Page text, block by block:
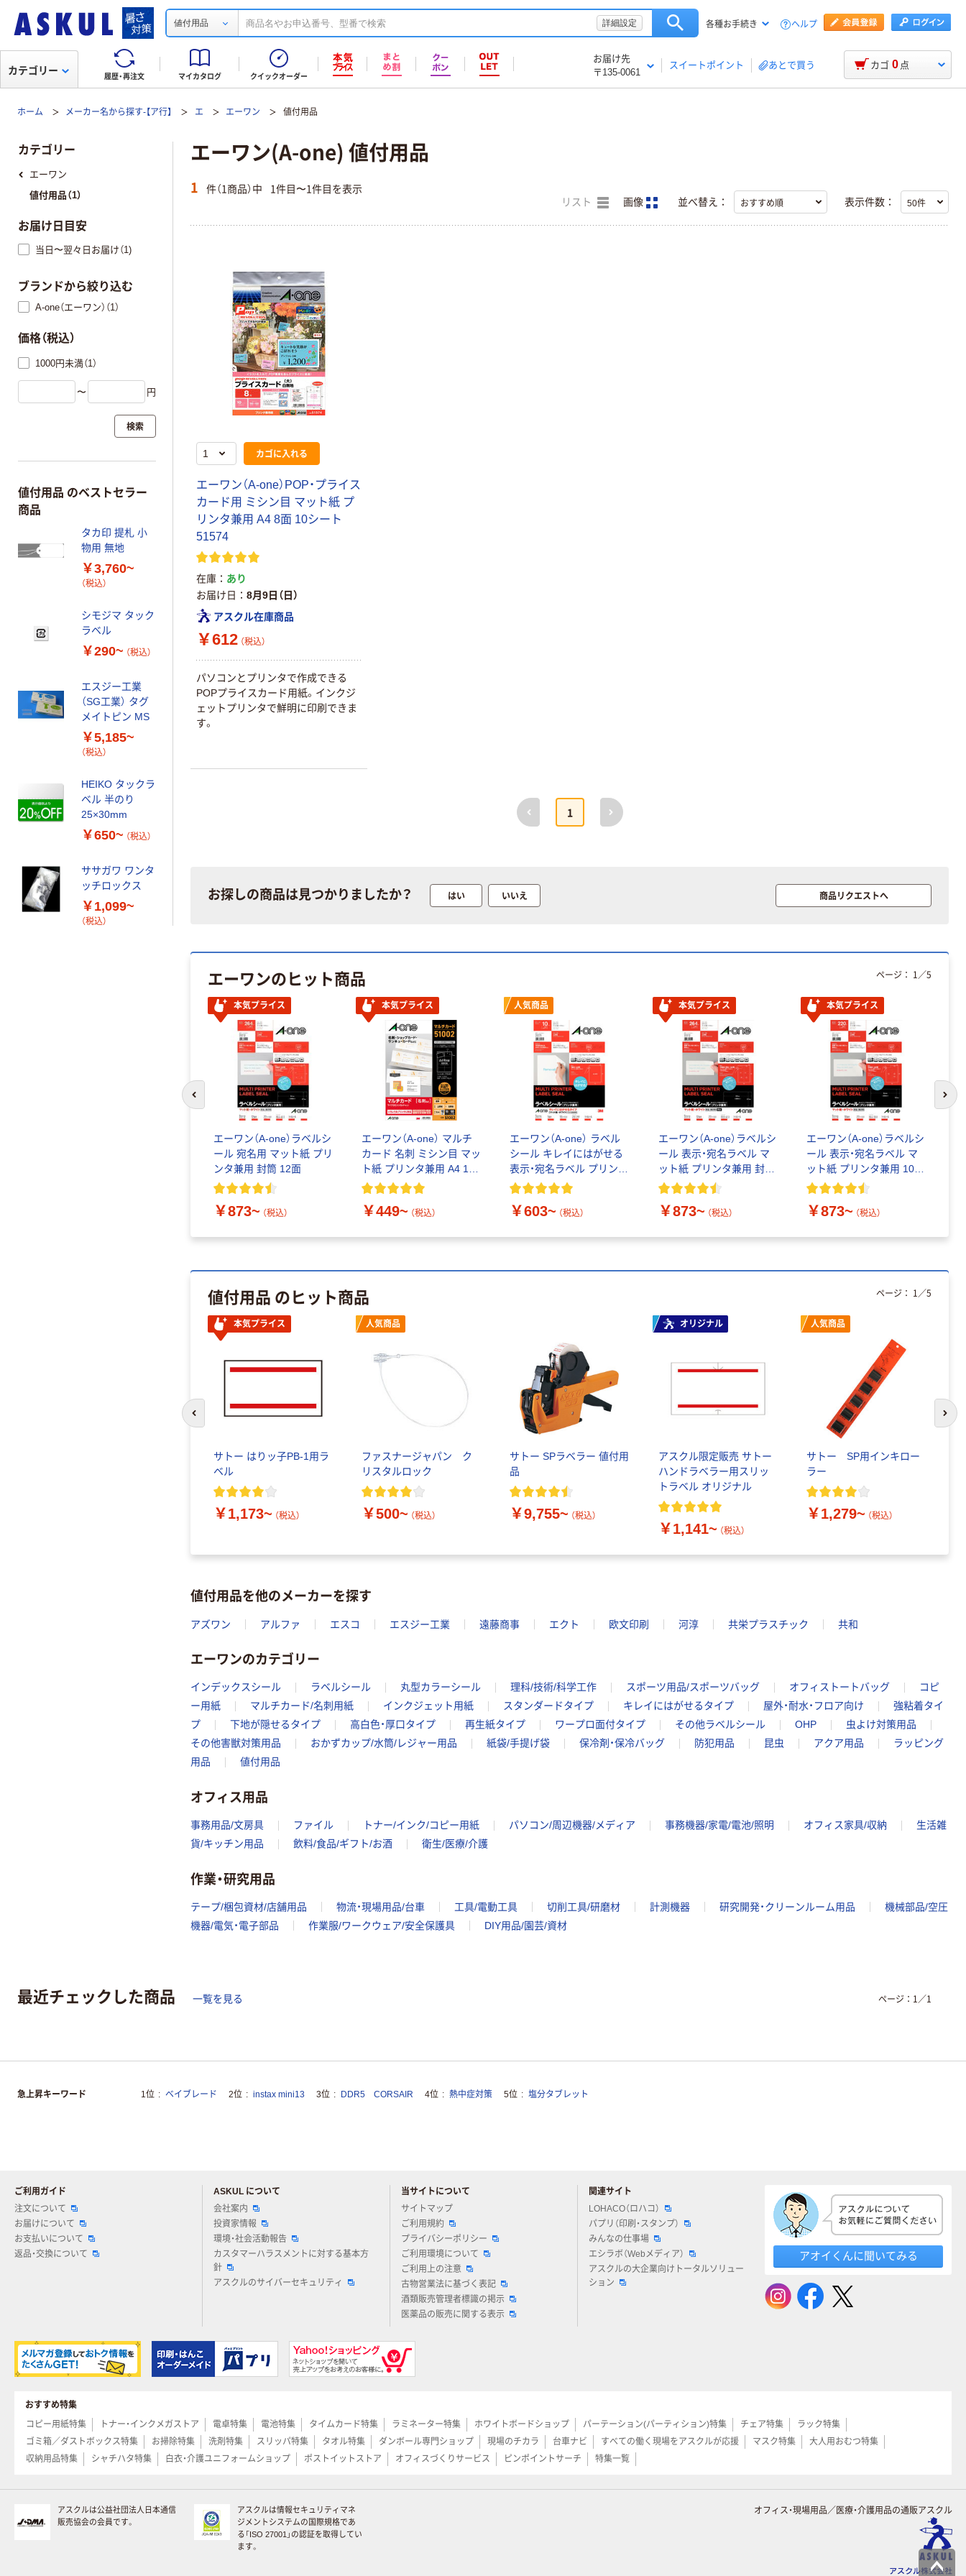
値付用品 詳細設定 各種お手続き ヘルプ
履歴・再注文 マイカタログ クイックオーダー
お届け先
〒135-0061
スイートポイント あとで買う
カテゴリー カゴ 0 点
ホーム メーカー名から探す-【ア行】 エ エーワン 値付用品
エーワン(A-one) 値付用品
1 件（1商品）中 1件目〜1件目を表示
リスト 画像 並べ替え： 表示件数：
カゴに入れる
エーワン（A-one）POP・プライス
カード用 ミシン目 マット紙 プ
リンタ兼用 A4 8面 10シート
51574
在庫
あり
お届け日
8月9日（日）
アスクル在庫商品
￥612 （税込）
パソコンとプリンタで作成できる
POPプライスカード用紙。インクジ
ェットプリンタで鮮明に印刷できま
す。
前へ
1
次へ
お探しの商品は見つかりましたか？ はい いいえ 商品リクエストへ
エーワンのヒット商品
本気プライス
エーワン（A-one）ラベルシ
ール 宛名用 マット紙 プリ
ンタ兼用 封筒 12面
￥873~ （税込）
本気プライス
エーワン（A-one） マルチ
カード 名刺 ミシン目 マッ
ト紙 プリンタ兼用 A4 10
面
￥449~ （税込）
人気商品
エーワン（A-one） ラベル
シール キレイにはがせる
表示・宛名ラベル プリンタ
兼用 封筒 シール A4
￥603~ （税込）
本気プライス
エーワン（A-one）ラベルシ
ール 表示・宛名ラベル マ
ット紙 プリンタ兼用 封筒
12面 角丸 四辺余白付
￥873~ （税込）
本気プライス
エーワン（A-one）ラベルシ
ール 表示・宛名ラベル マ
ット紙 プリンタ兼用 10面
四辺余白付 86.4×50.8mm
￥873~ （税込）
ページ： 1 ／5
前のスライドへ 次
値付用品 のヒット商品
本気プライス
サトー はりッ子PB-1用ラ
ベル
￥1,173~ （税込）
人気商品
ファスナージャパン ク
リスタルロック
￥500~ （税込）
サトー SPラベラー 値付用
品
￥9,755~ （税込）
オリジナル
アスクル限定販売 サトー
ハンドラベラー用スリッ
トラベル オリジナル
￥1,141~ （税込）
人気商品
サトー SP用インキロー
ラー
￥1,279~ （税込）
ページ： 1 ／5
前のスライドへ 次
値付用品を他のメーカーを探す
アズワン アルファ エスコ エスジー工業 遠藤商事 エクト 欧文印刷 河淳 共栄プラスチック 共和
エーワンのカテゴリー
インデックスシール ラベルシール 丸型カラーシール 理科/技術/科学工作 スポーツ用品/スポーツバッグ オフィストートバッグ
コピ
ー用紙
マルチカード/名刺用紙 インクジェット用紙 スタンダードタイプ キレイにはがせるタイプ 屋外・耐水・フロア向け
強粘着タイ
プ
下地が隠せるタイプ 高白色・厚口タイプ 再生紙タイプ ワープロ面付タイプ その他ラベルシール OHP
虫よけ対策用品
その他害獣対策用品
おかずカップ/水筒/レジャー用品 紙袋/手提げ袋 保冷剤・保冷バッグ 防犯用品 昆虫 アクア用品
ラッピング
用品
値付用品
オフィス用品
事務用品/文房具 ファイル トナー/インク/コピー用紙 パソコン/周辺機器/メディア 事務機器/家電/電池/照明 オフィス家具/収納
生活雑
貨/キッチン用品
飲料/食品/ギフト/お酒 衛生/医療/介護
作業・研究用品
テープ/梱包資材/店舗用品 物流・現場用品/台車 工具/電動工具 切削工具/研磨材 計測機器 研究開発・クリーンルーム用品
機械部品/空圧
機器/電気・電子部品
作業服/ワークウェア/安全保護具 DIY用品/園芸/資材
カテゴリー
エーワン
値付用品（1）
お届け日目安
当日〜翌々日お届け（1)
ブランドから絞り込む
A-one（エーワン）（1）
価格（税込）
1000円未満（1）
〜 円
検索
値付用品 のベストセラー
商品
タカ印 提札 小
物用 無地
￥3,760~
（税込）
シモジマ タック
ラベル
￥290~ （税込）
エスジー工業
（SG工業） タグ
メイトピン MS
￥5,185~
（税込）
HEIKO タックラ
ベル 半のり
25×30mm
￥650~ （税込）
ササガワ ワンタ
ッチロックス
￥1,099~
（税込）
最近チェックした商品 一覧を見る ページ： 1 ／1
急上昇キーワード 1位 ベイブレード 2位 instax mini13 3位 DDR5 CORSAIR 4位 熱中症対策 5位 塩分タブレット
ご利用ガイド
注文について
お届けについて
お支払いについて
返品・交換について
ASKUL について
会社案内
投資家情報
環境・社会活動報告
カスタマーハラスメントに対する基本方
針
アスクルのサイバーセキュリティ
当サイトについて
サイトマップ
ご利用規約
プライバシーポリシー
ご利用環境について
ご利用上の注意
古物営業法に基づく表記
酒類販売管理者標識の掲示
医薬品の販売に関する表示
関連サイト
LOHACO（ロハコ）
パプリ（印刷・スタンプ）
みんなの仕事場
エシラボ（Webメディア）
アスクルの大企業向けトータルソリュー
ション
アオイくんに聞いてみる
おすすめ特集
コピー用紙特集
トナー・インクメガストア 電卓特集 電池特集 タイムカード特集 ラミネーター特集 ホワイトボードショップ パーテーション(パーティション)特集 チェア特集
ラック特集
ゴミ箱／ダストボックス特集
お掃除特集 洗剤特集 スリッパ特集 タオル特集 ダンボール専門ショップ 現場のチカラ 台車ナビ すべての働く現場をアスクルが応援 マスク特集
大人用おむつ特集
収納用品特集
シャチハタ特集 白衣・介護ユニフォームショップ ポストイットストア オフィスづくりサービス ピンポイントサーチ 特集一覧
アスクルは公益社団法人日本通信
販売協会の会員です。
アスクルは情報セキュリティマネ
ジメントシステムの国際規格であ
る「ISO 27001」の認証を取得してい
ます。
オフィス・現場用品／医療・介護用品の通販アスクル